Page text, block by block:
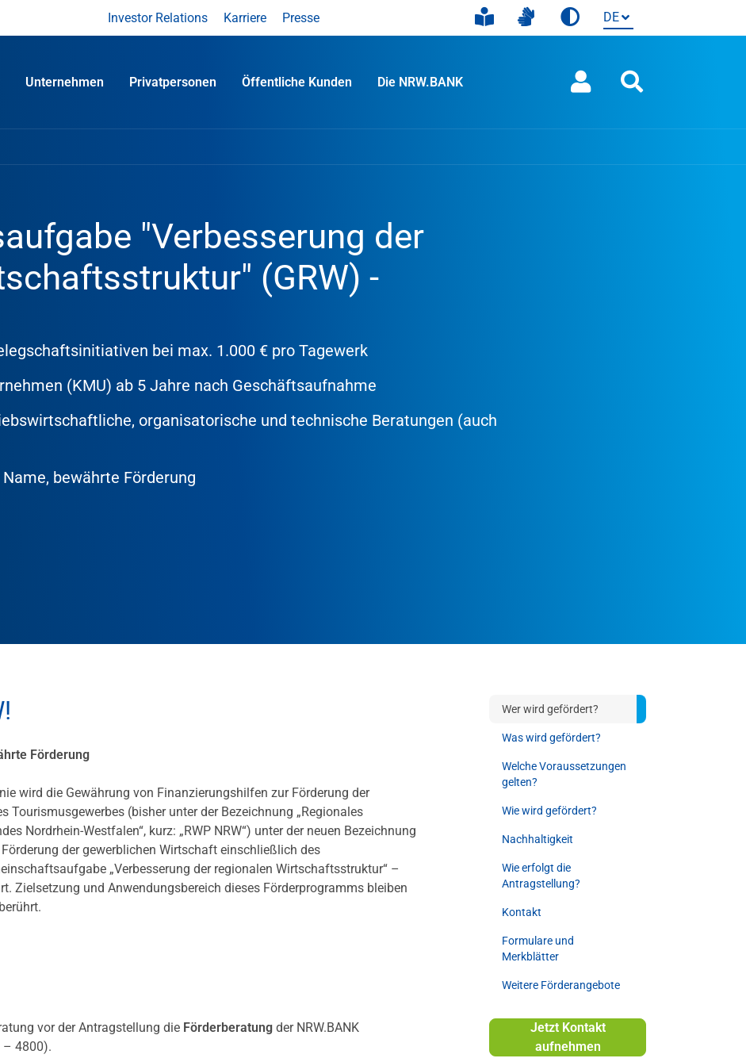
Investor Relations Karriere Presse
Unternehmen Privatpersonen Öffentliche Kunden Die NRW.BANK
"Verbesserung der
(GRW) -
bei max. 1.000 € pro Tagewerk
(KMU) ab 5 Jahre nach Geschäftsaufnahme
organisatorische und technische Beratungen (auch
bewährte Förderung
Förderung
wird die Gewährung von Finanzierungshilfen zur Förderung der
(bisher unter der Bezeichnung „Regionales
Nordrhein-Westfalen“, kurz: „RWP NRW“) unter der neuen Bezeichnung
der gewerblichen Wirtschaft einschließlich des
„Verbesserung der regionalen Wirtschaftsstruktur“ –
Zielsetzung und Anwendungsbereich dieses Förderprogramms bleiben
vor der Antragstellung die Förderberatung der NRW.BANK
– 4800).
Jetzt Kontakt
aufnehmen
Wer wird gefördert?
Was wird gefördert?
Welche Voraussetzungen
gelten?
Wie wird gefördert?
Nachhaltigkeit
Wie erfolgt die
Antragstellung?
Kontakt
Formulare und
Merkblätter
Weitere Förderangebote